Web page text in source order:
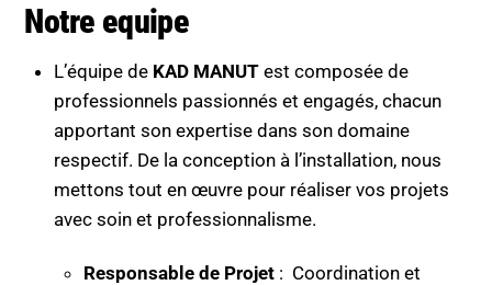
Notre equipe
L’équipe de KAD MANUT est composée de
professionnels passionnés et engagés, chacun
apportant son expertise dans son domaine
respectif. De la conception à l’installation, nous
mettons tout en œuvre pour réaliser vos projets
avec soin et professionnalisme.
Responsable de Projet : Coordination et